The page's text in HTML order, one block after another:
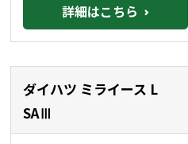
詳細はこちら
ダイハツ ミライース L
SAⅢ